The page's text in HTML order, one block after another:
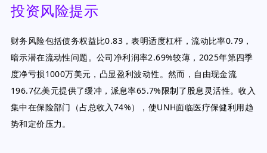
投资风险提示
财务风险包括债务权益比0.83，表明适度杠杆，流动比率0.79，
暗示潜在流动性问题。公司净利润率2.69%较薄，2025年第四季
度净亏损1000万美元，凸显盈利波动性。然而，自由现金流
196.7亿美元提供了缓冲，派息率65.7%限制了股息灵活性。收入
集中在保险部门（占总收入74%），使UNH面临医疗保健利用趋
势和定价压力。